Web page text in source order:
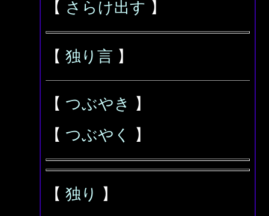
【 さらけ出す 】
【 独り言 】
【 つぶやき
】
【 つぶやく 】
【 独り
】